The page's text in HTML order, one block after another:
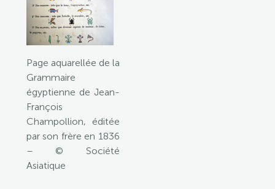
Page aquarellée de la
Grammaire
égyptienne de Jean-
François
Champollion, éditée
par son frère en 1836
– © Société
Asiatique